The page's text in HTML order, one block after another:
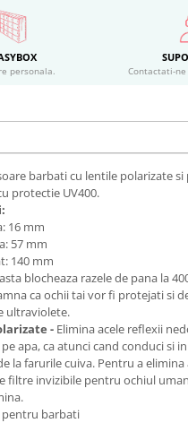
personala. Contactati-
barbati cu lentile polarizate si
protectie UV400.
16 mm
57 mm
140 mm
blocheaza razele de pana la
ca ochii tai vor fi protejati si
ultraviolete.
- Elimina acele reflexii
apa, ca atunci cand conduci si
la farurile cuiva. Pentru a elimina
filtre invizibile pentru ochiul
pentru barbati